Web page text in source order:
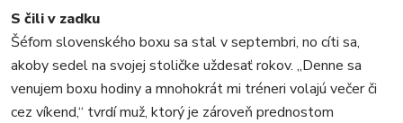
S čili v zadku
Šéfom slovenského boxu sa stal v septembri, no cíti sa,
akoby sedel na svojej stoličke uždesať rokov. „Denne sa
venujem boxu hodiny a mnohokrát mi tréneri volajú večer či
cez víkend,“ tvrdí muž, ktorý je zároveň prednostom